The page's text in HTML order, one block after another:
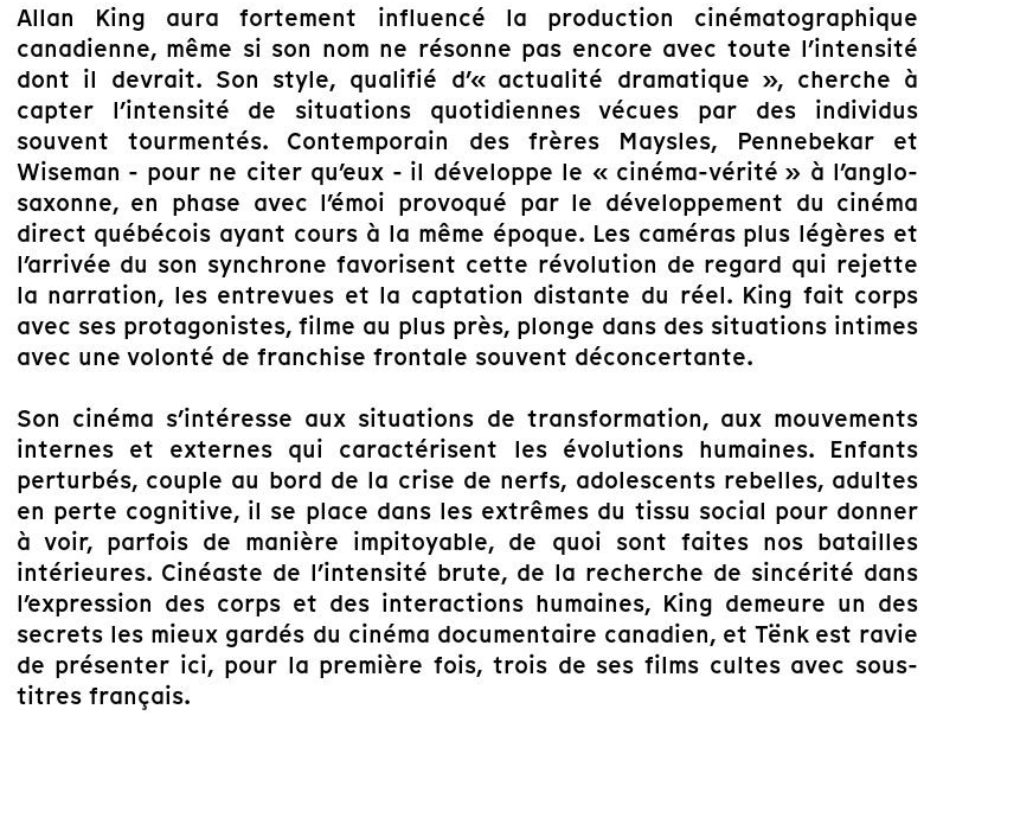
Allan King aura fortement influencé la production cinématographique
canadienne, même si son nom ne résonne pas encore avec toute l’intensité
dont il devrait. Son style, qualifié d’« actualité dramatique », cherche à
capter l’intensité de situations quotidiennes vécues par des individus
souvent tourmentés. Contemporain des frères Maysles, Pennebekar et
Wiseman - pour ne citer qu’eux - il développe le « cinéma-vérité » à l’anglo-
saxonne, en phase avec l’émoi provoqué par le développement du cinéma
direct québécois ayant cours à la même époque. Les caméras plus légères et
l’arrivée du son synchrone favorisent cette révolution de regard qui rejette
la narration, les entrevues et la captation distante du réel. King fait corps
avec ses protagonistes, filme au plus près, plonge dans des situations intimes
avec une volonté de franchise frontale souvent déconcertante.
Son cinéma s’intéresse aux situations de transformation, aux mouvements
internes et externes qui caractérisent les évolutions humaines. Enfants
perturbés, couple au bord de la crise de nerfs, adolescents rebelles, adultes
en perte cognitive, il se place dans les extrêmes du tissu social pour donner
à voir, parfois de manière impitoyable, de quoi sont faites nos batailles
intérieures. Cinéaste de l’intensité brute, de la recherche de sincérité dans
l’expression des corps et des interactions humaines, King demeure un des
secrets les mieux gardés du cinéma documentaire canadien, et Tënk est ravie
de présenter ici, pour la première fois, trois de ses films cultes avec sous-
titres français.